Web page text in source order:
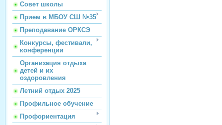
Совет школы
Прием в МБОУ СШ №35
Преподавание ОРКСЭ
Конкурсы, фестивали,
конференции
Организация отдыха
детей и их
оздоровления
Летний отдых 2025
Профильное обучение
Профориентация